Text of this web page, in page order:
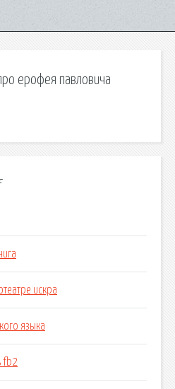
ерофея павловича
искра
языка
fb2